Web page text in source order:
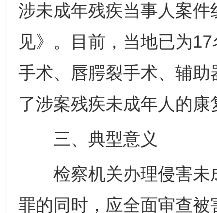
涉未成年残疾当事人案
见》。目前，当地已为
手术、唇腭裂手术、辅
了涉案残疾未成年人的康
三、典型意义
检察机关办理侵害未
罪的同时，应全面审查